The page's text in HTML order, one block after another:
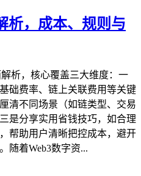
析，成本、规则与
析，核心覆盖三大维度：一
础费率、链上关联费用等关键
清不同场景（如链类型、交易
是分享实用省钱技巧，如合理
帮助用户清晰把控成本，避开
随着Web3数字资...